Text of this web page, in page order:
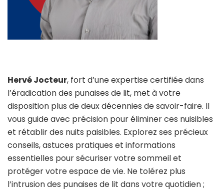
Hervé Jocteur, fort d’une expertise certifiée dans
l’éradication des punaises de lit, met à votre
disposition plus de deux décennies de savoir-faire. Il
vous guide avec précision pour éliminer ces nuisibles
et rétablir des nuits paisibles. Explorez ses précieux
conseils, astuces pratiques et informations
essentielles pour sécuriser votre sommeil et
protéger votre espace de vie. Ne tolérez plus
l’intrusion des punaises de lit dans votre quotidien ;